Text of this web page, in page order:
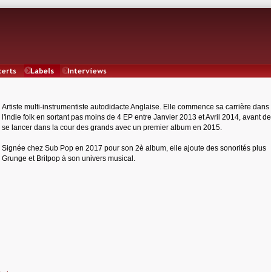
Artiste multi-instrumentiste autodidacte Anglaise. Elle commence sa carrière dans
l'indie folk en sortant pas moins de 4 EP entre Janvier 2013 et Avril 2014, avant de
se lancer dans la cour des grands avec un premier album en 2015.
Signée chez Sub Pop en 2017 pour son 2è album, elle ajoute des sonorités plus
Grunge et Britpop à son univers musical.